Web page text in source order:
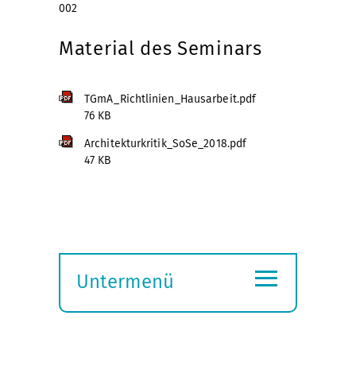
002
Material des Seminars
TGmA_Richtlinien_Hausarbeit.pdf
76 KB
Architekturkritik_SoSe_2018.pdf
47 KB
Untermenü
≡